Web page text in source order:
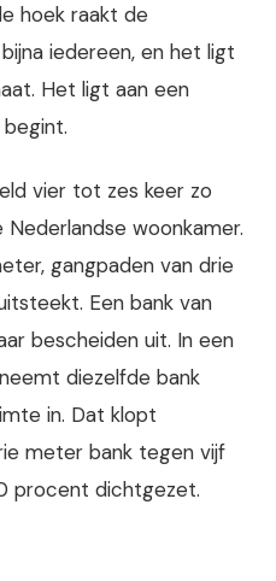
hoek raakt de
iedereen, en het ligt
Het ligt aan een
vier tot zes keer zo
woonkamer.
gangpaden van drie
Een bank van
bescheiden uit. In een
diezelfde bank
in. Dat klopt
meter bank tegen vijf
procent dichtgezet.